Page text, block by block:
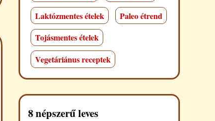
Laktózmentes ételek
Paleo étrend
Tojásmentes ételek
Vegetáriánus receptek
8 népszerű leves